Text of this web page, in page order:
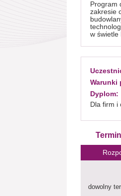
Program
zakresie
w świetle
Warunki
Dyplom:
Dla firm i
dowolny